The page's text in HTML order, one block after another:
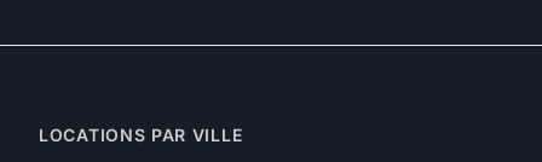
LOCATIONS PAR VILLE